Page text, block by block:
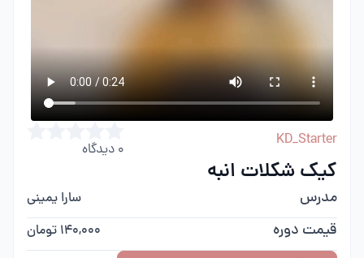
KD_Starter
0 دیدگاه
کیک شکلات انبه
مدرس سارا یمینی
قیمت دوره
140,000 تومان